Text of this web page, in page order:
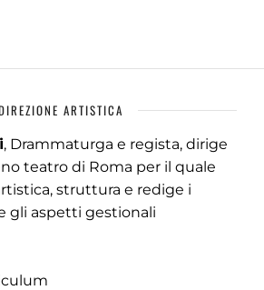
ARTISTICA
, Drammaturga e regista, dirige
teatro di Roma per il quale
struttura e redige i
gli aspetti gestionali